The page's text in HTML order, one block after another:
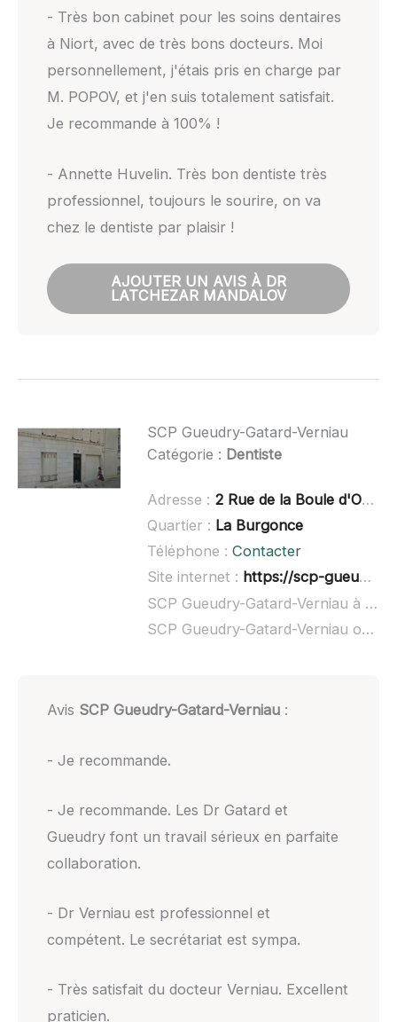
- Très bon cabinet pour les soins dentaires
à Niort, avec de très bons docteurs. Moi
personnellement, j'étais pris en charge par
M. POPOV, et j'en suis totalement satisfait.
Je recommande à 100% !
- Annette Huvelin. Très bon dentiste très
professionnel, toujours le sourire, on va
chez le dentiste par plaisir !
AJOUTER UN AVIS À DR
LATCHEZAR MANDALOV
SCP Gueudry-Gatard-Verniau
Catégorie : Dentiste
Adresse : 2 Rue de la Boule d'Or, 79000 Niort
Quartier : La Burgonce
Téléphone : Contacter
Site internet : https://scp-gueudry-gatard-verniau.chirurgiens-dentistes.fr/
SCP Gueudry-Gatard-Verniau à domicile :
SCP Gueudry-Gatard-Verniau ouvert dimanche :
Avis SCP Gueudry-Gatard-Verniau:
- Je recommande.
- Je recommande. Les Dr Gatard et
Gueudry font un travail sérieux en parfaite
collaboration.
- Dr Verniau est professionnel et
compétent. Le secrétariat est sympa.
- Très satisfait du docteur Verniau. Excellent
praticien.